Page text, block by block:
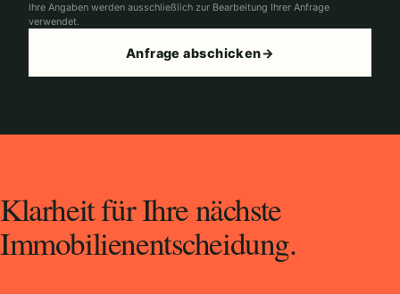
Ihre Angaben werden ausschließlich zur Bearbeitung Ihrer Anfrage
verwendet.
Anfrage abschicken→
Klarheit für Ihre nächste
Immobilienentscheidung.